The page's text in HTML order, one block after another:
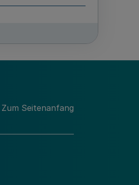
Nordrhein-
Zum Seitenanfang